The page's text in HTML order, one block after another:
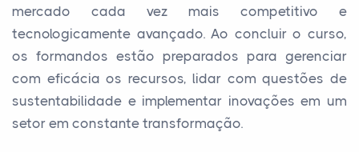
mercado cada vez mais competitivo e
tecnologicamente avançado. Ao concluir o curso,
os formandos estão preparados para gerenciar
com eficácia os recursos, lidar com questões de
sustentabilidade e implementar inovações em um
setor em constante transformação.